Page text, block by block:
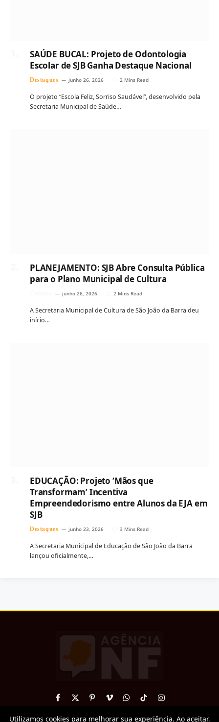
SAÚDE BUCAL: Projeto de Odontologia
Escolar de SJB Ganha Destaque Nacional
Destaques junho 26, 2026 2 Mins Read
O projeto “Escola Feliz, Sorriso Saudável”, desenvolvido pela
Secretaria Municipal de Saúde…
PLANEJAMENTO: SJB Abre Consulta Pública
para o Plano Municipal de Cultura
junho 26, 2026 2 Mins Read
A Secretaria Municipal de Cultura de São João da Barra deu
início…
EDUCAÇÃO: Projeto ‘Mãos que
Transformam’ Incentiva
Empreendedorismo entre Alunos da EJA em
SJB
Destaques junho 23, 2026 3 Mins Read
A Secretaria Municipal de Educação de São João da Barra
lançou oficialmente,…
Facebook
X
PinterestVimeoWhatsApp
TikTokInstagram
Utilizamos cookies para melhorar sua experiência. Ao aceitar,